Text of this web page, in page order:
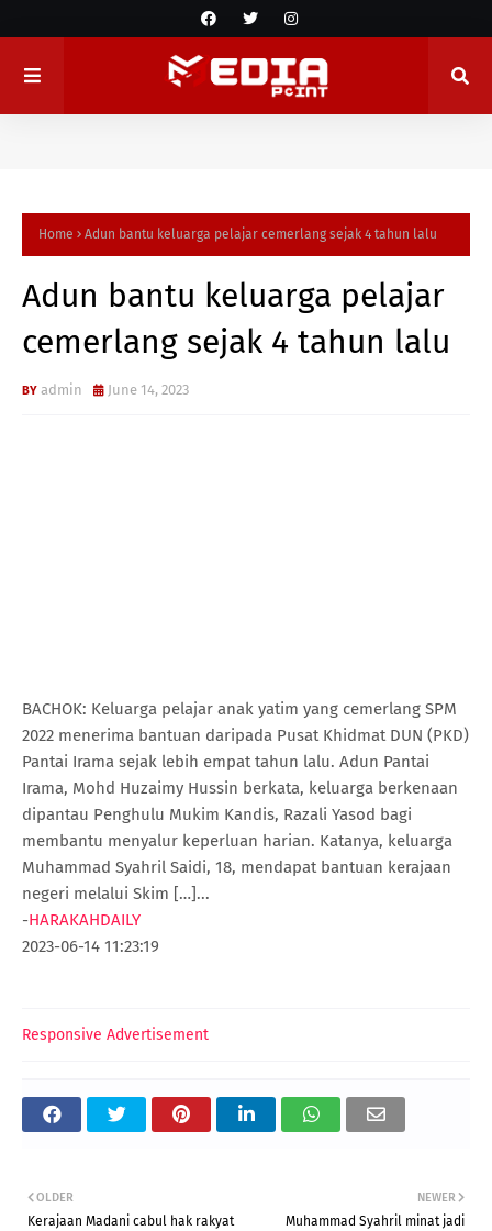
Home Adun bantu keluarga pelajar cemerlang sejak 4 tahun lalu
Adun bantu keluarga pelajar
cemerlang sejak 4 tahun lalu
admin June 14, 2023
BACHOK: Keluarga pelajar anak yatim yang cemerlang SPM
2022 menerima bantuan daripada Pusat Khidmat DUN (PKD)
Pantai Irama sejak lebih empat tahun lalu. Adun Pantai
Irama, Mohd Huzaimy Hussin berkata, keluarga berkenaan
dipantau Penghulu Mukim Kandis, Razali Yasod bagi
membantu menyalur keperluan harian. Katanya, keluarga
Muhammad Syahril Saidi, 18, mendapat bantuan kerajaan
negeri melalui Skim […]...
-HARAKAHDAILY
2023-06-14 11:23:19
Responsive Advertisement
NEWER
Muhammad Syahril minat jadi
OLDER
Kerajaan Madani cabul hak rakyat